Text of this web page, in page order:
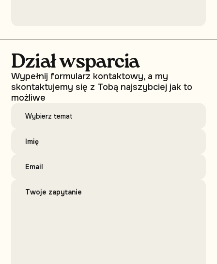
Dział wsparcia
Wypełnij formularz kontaktowy, a my
skontaktujemy się z Tobą najszybciej jak to
możliwe